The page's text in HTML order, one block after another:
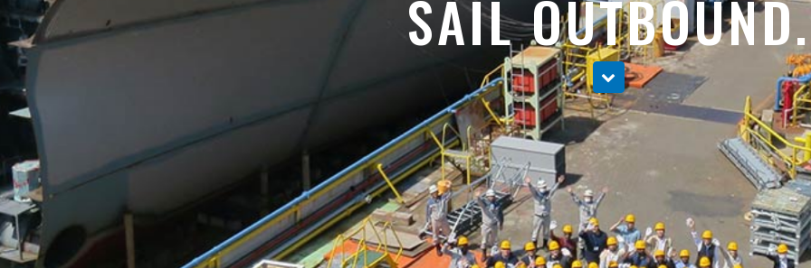
SAIL OUTBOUND.